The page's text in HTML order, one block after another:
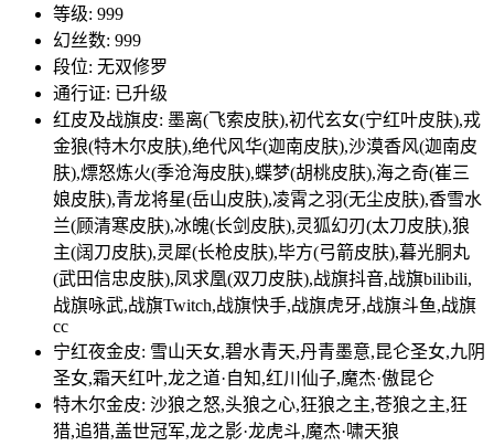
等级: 999
幻丝数: 999
段位: 无双修罗
通行证: 已升级
红皮及战旗皮: 墨离(飞索皮肤),初代玄女(宁红叶皮肤),戎
金狼(特木尔皮肤),绝代风华(迦南皮肤),沙漠香风(迦南皮
肤),熛怒炼火(季沧海皮肤),蝶梦(胡桃皮肤),海之奇(崔三
娘皮肤),青龙将星(岳山皮肤),凌霄之羽(无尘皮肤),香雪水
兰(顾清寒皮肤),冰魄(长剑皮肤),灵狐幻刃(太刀皮肤),狼
主(阔刀皮肤),灵犀(长枪皮肤),毕方(弓箭皮肤),暮光胴丸
(武田信忠皮肤),凤求凰(双刀皮肤),战旗抖音,战旗bilibili,
战旗咏武,战旗Twitch,战旗快手,战旗虎牙,战旗斗鱼,战旗
cc
宁红夜金皮: 雪山天女,碧水青天,丹青墨意,昆仑圣女,九阴
圣女,霜天红叶,龙之道·自知,红川仙子,魔杰·傲昆仑
特木尔金皮: 沙狼之怒,头狼之心,狂狼之主,苍狼之主,狂
猎,追猎,盖世冠军,龙之影·龙虎斗,魔杰·啸天狼